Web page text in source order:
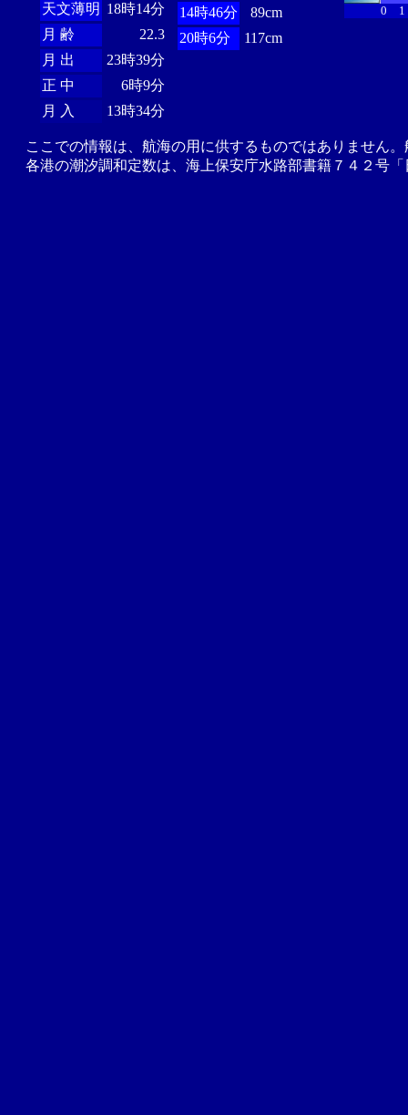
天文薄明 18時14分
月 齢
22.3
月 出
23時39分
正 中
6時9分
月 入
13時34分
14時46分
89cm
20時6分
117cm
0 1
ここでの情報は、航海の用に供するものではありません
各港の潮汐調和定数は、海上保安庁水路部書籍７４２号